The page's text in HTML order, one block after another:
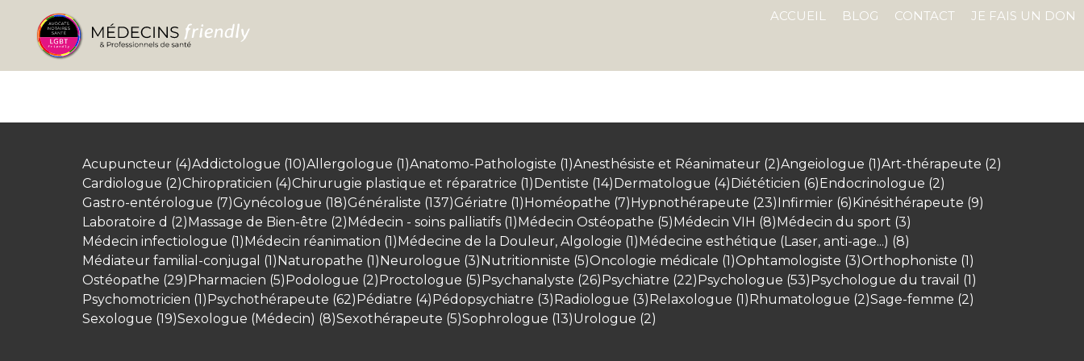
ACCUEIL BLOG CONTACT JE FAIS UN DON
Acupuncteur (4)Addictologue (10)Allergologue (1)Anatomo-Pathologiste (1)Anesthésiste et Réanimateur (2)Angeiologue (1)Art-thérapeute (2)
Cardiologue (2)Chiropraticien (4)Chirurugie plastique et réparatrice (1)Dentiste (14)Dermatologue (4)Diététicien (6)Endocrinologue (2)
Gastro-entérologue (7)Gynécologue (18)Généraliste (137)Gériatre (1)Homéopathe (7)Hypnothérapeute (23)Infirmier (6)Kinésithérapeute (9)
Laboratoire d (2)Massage de Bien-être (2)Médecin - soins palliatifs (1)Médecin Ostéopathe (5)Médecin VIH (8)Médecin du sport (3)
Médecin infectiologue (1)Médecin réanimation (1)Médecine de la Douleur, Algologie (1)Médecine esthétique (Laser, anti-age...) (8)
Médiateur familial-conjugal (1)Naturopathe (1)Neurologue (3)Nutritionniste (5)Oncologie médicale (1)Ophtamologiste (3)Orthophoniste (1)
Ostéopathe (29)Pharmacien (5)Podologue (2)Proctologue (5)Psychanalyste (26)Psychiatre (22)Psychologue (53)Psychologue du travail (1)
Psychomotricien (1)Psychothérapeute (62)Pédiatre (4)Pédopsychiatre (3)Radiologue (3)Relaxologue (1)Rhumatologue (2)Sage-femme (2)
Sexologue (19)Sexologue (Médecin) (8)Sexothérapeute (5)Sophrologue (13)Urologue (2)